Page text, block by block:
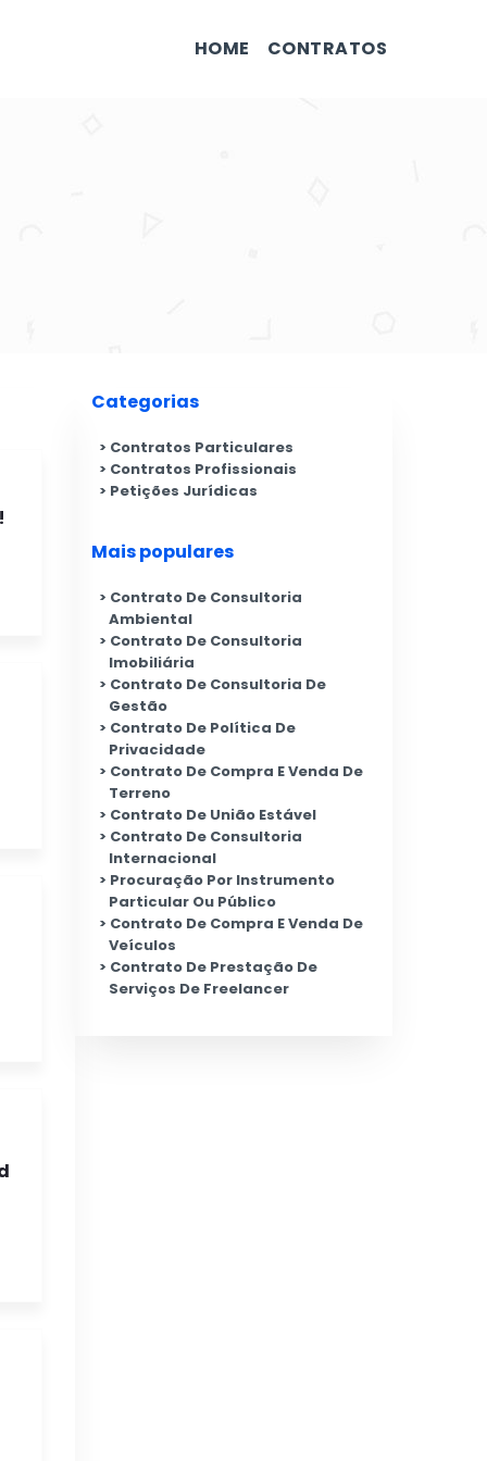
HOME CONTRATOS
Categorias
Contratos Particulares
Contratos Profissionais
Petições Jurídicas
Mais populares
Contrato De Consultoria
Ambiental
Contrato De Consultoria
Imobiliária
Contrato De Consultoria De
Gestão
Contrato De Política De
Privacidade
Contrato De Compra E Venda De
Terreno
Contrato De União Estável
Contrato De Consultoria
Internacional
Procuração Por Instrumento
Particular Ou Público
Contrato De Compra E Venda De
Veículos
Contrato De Prestação De
Serviços De Freelancer